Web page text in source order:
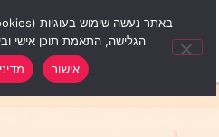
הגלישה, התאמת תוכן אישי
אישור